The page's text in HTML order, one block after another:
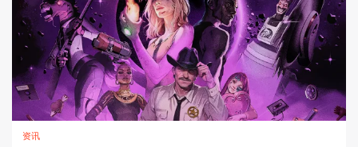
资讯